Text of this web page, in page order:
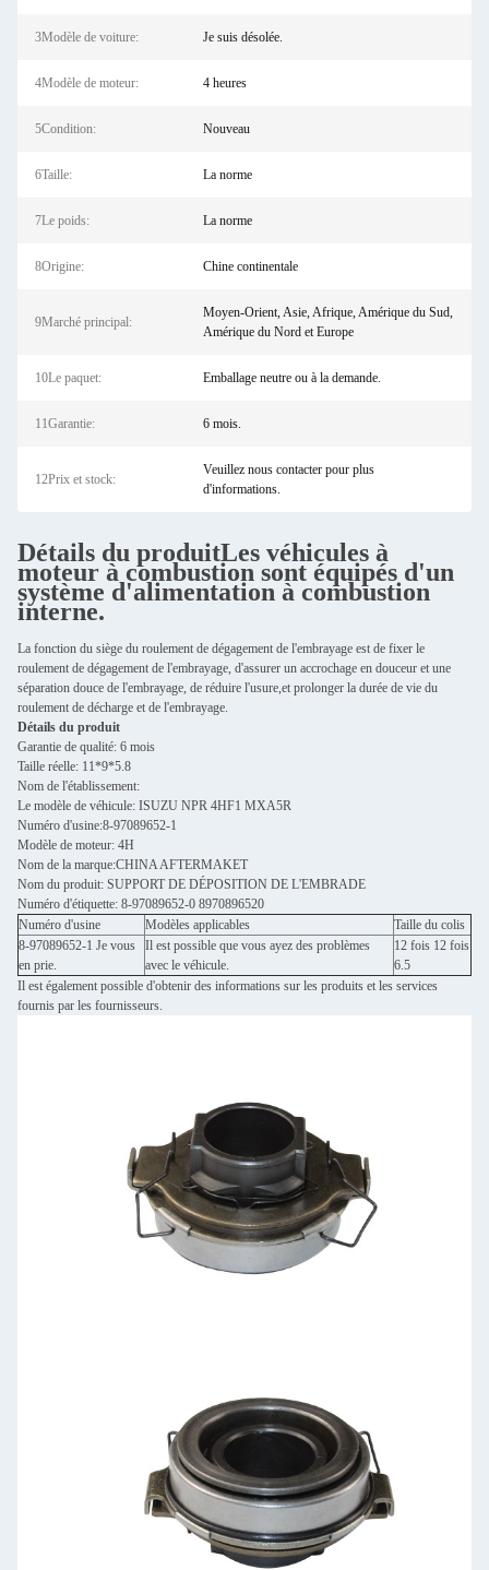
3Modèle de voiture: Je suis désolée.
4Modèle de moteur: 4 heures
5Condition: Nouveau
6Taille: La norme
7Le poids: La norme
8Origine: Chine continentale
9Marché principal:
Moyen-Orient, Asie, Afrique, Amérique du Sud,
Amérique du Nord et Europe
10Le paquet: Emballage neutre ou à la demande.
11Garantie: 6 mois.
12Prix et stock:
Veuillez nous contacter pour plus
d'informations.
Détails du produitLes véhicules à
moteur à combustion sont équipés d'un
système d'alimentation à combustion
interne.
La fonction du siège du roulement de dégagement de l'embrayage est de fixer le
roulement de dégagement de l'embrayage, d'assurer un accrochage en douceur et une
séparation douce de l'embrayage, de réduire l'usure,et prolonger la durée de vie du
roulement de décharge et de l'embrayage.
Détails du produit
Garantie de qualité: 6 mois
Taille réelle: 11*9*5.8
Nom de l'établissement:
Le modèle de véhicule: ISUZU NPR 4HF1 MXA5R
Numéro d'usine:8-97089652-1
Modèle de moteur: 4H
Nom de la marque:CHINA AFTERMAKET
Nom du produit: SUPPORT DE DÉPOSITION DE L'EMBRADE
Numéro d'étiquette: 8-97089652-0 8970896520
Numéro d'usine
Modèles applicables
Taille du colis
8-97089652-1 Je vous
en prie.
Il est possible que vous ayez des problèmes
avec le véhicule.
12 fois 12 fois
6.5
Il est également possible d'obtenir des informations sur les produits et les services
fournis par les fournisseurs.